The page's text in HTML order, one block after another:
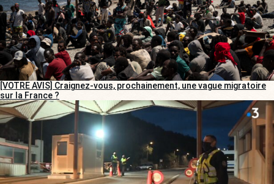
[VOTRE AVIS] Craignez-vous, prochainement, une vague migratoire
sur la France ?